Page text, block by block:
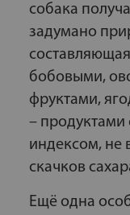
собака
задумано
бобовыми,
фруктами,
– продуктами
индексом, не
скачков
Ещё одна